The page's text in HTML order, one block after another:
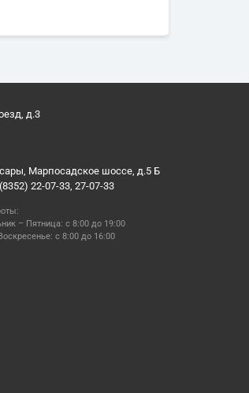
д.3
Марпосадское шоссе, д.5 Б
22-07-33, 27-07-33
– Пятница: с 8:00 до 19:00
с 8:00 до 16:00